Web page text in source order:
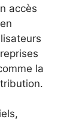
accès
la